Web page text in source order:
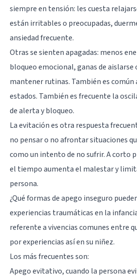
siempre en tensión: les cuesta
están irritables o preocupadas,
ansiedad frecuente.
Otras se sienten apagadas: menos
bloqueo emocional, ganas de aislarse
mantener rutinas. También es
estados. También es frecuente la
de alerta y bloqueo.
La evitación es otra respuesta
no pensar o no afrontar situaciones
como un intento de no sufrir. A corto
el tiempo aumenta el malestar y
persona.
¿Qué formas de apego inseguro
experiencias traumáticas en la
referente a vivencias comunes entre
por experiencias así en su niñez.
Los más frecuentes son:
Apego evitativo, cuando la persona